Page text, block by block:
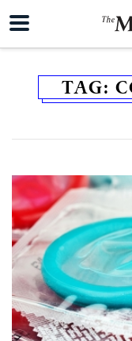
TAG: